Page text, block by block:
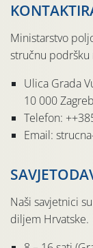
Ministarstvo
stručnu
Ulica Grada
10 000 Zagreb
Telefon:
Email:
Naši savjetnici
diljem Hrvatske.